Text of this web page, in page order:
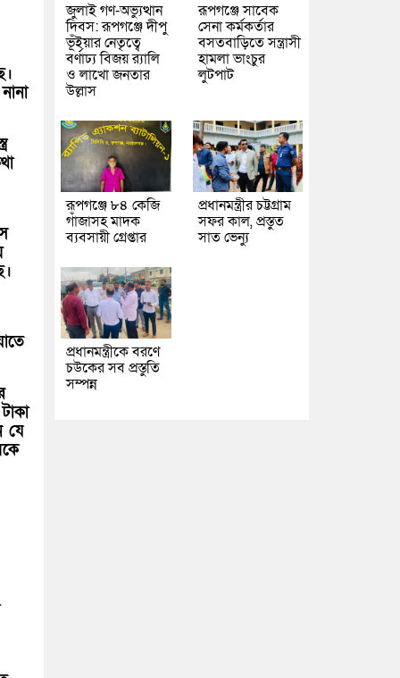
যে
জুলাই গণ-অভ্যুত্থান
দিবস: রূপগঞ্জে দীপু
ভূঁইয়ার নেতৃত্বে
বর্ণাঢ্য বিজয় র‌্যালি
ও লাখো জনতার
উল্লাস
রূপগঞ্জে সাবেক
সেনা কর্মকর্তার
বসতবাড়িতে সন্ত্রাসী
হামলা ভাংচুর
লুটপাট
রূপগঞ্জে ৮৪ কেজি
গাঁজাসহ মাদক
ব্যবসায়ী গ্রেপ্তার
প্রধানমন্ত্রীর চট্টগ্রাম
সফর কাল, প্রস্তুত
সাত ভেন্যু
প্রধানমন্ত্রীকে বরণে
চউকের সব প্রস্তুতি
সম্পন্ন